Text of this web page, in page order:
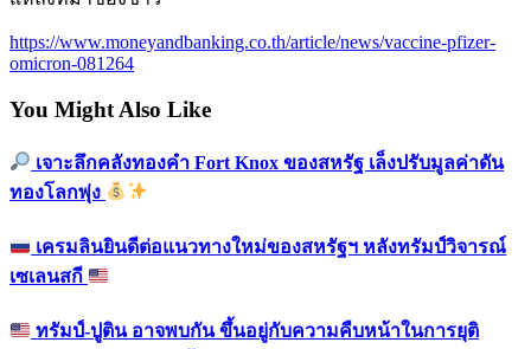
https://www.moneyandbanking.co.th/article/news/vaccine-pfizer-
omicron-081264
You Might Also Like
เจาะลึกคลังทองคำ Fort Knox ของสหรัฐ เล็งปรับมูลค่าดัน
ทองโลกพุ่ง
เครมลินยินดีต่อแนวทางใหม่ของสหรัฐฯ หลังทรัมป์วิจารณ์
เซเลนสกี
ทรัมป์-ปูติน อาจพบกัน ขึ้นอยู่กับความคืบหน้าในการยุติ